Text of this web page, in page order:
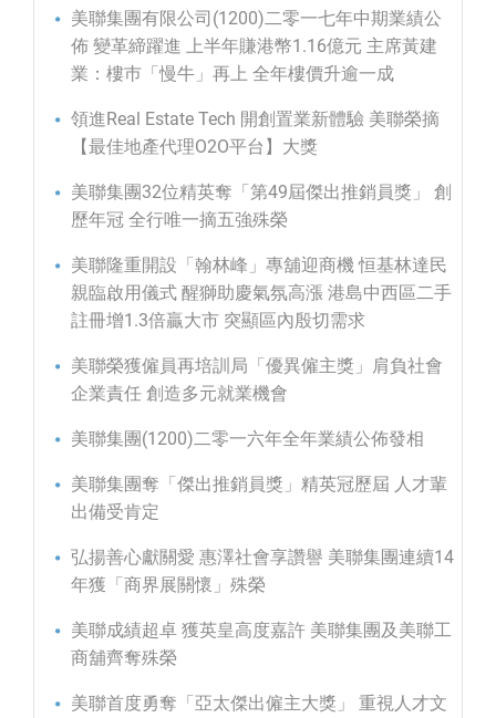
美聯集團有限公司(1200)二零一七年中期業績公
佈 變革締躍進 上半年賺港幣1.16億元 主席黃建
業：樓巿「慢牛」再上 全年樓價升逾一成
領進Real Estate Tech 開創置業新體驗 美聯榮摘
【最佳地產代理O2O平台】大獎
美聯集團32位精英奪「第49屆傑出推銷員獎」 創
歷年冠 全行唯一摘五強殊榮
美聯隆重開設「翰林峰」專舖迎商機 恒基林達民
親臨啟用儀式 醒獅助慶氣氛高漲 港島中西區二手
註冊增1.3倍贏大市 突顯區內殷切需求
美聯榮獲僱員再培訓局「優異僱主獎」肩負社會
企業責任 創造多元就業機會
美聯集團(1200)二零一六年全年業績公佈發相
美聯集團奪「傑出推銷員獎」精英冠歷屆 人才輩
出備受肯定
弘揚善心獻關愛 惠澤社會享讚譽 美聯集團連續14
年獲「商界展關懷」殊榮
美聯成績超卓 獲英皇高度嘉許 美聯集團及美聯工
商舖齊奪殊榮
美聯首度勇奪「亞太傑出僱主大獎」 重視人才文